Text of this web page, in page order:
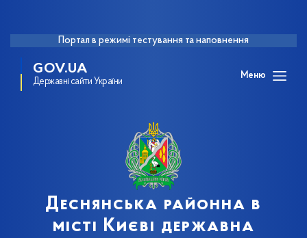
Портал в режимі тестування та наповнення
GOV.UA
Державні сайти України
Меню
Деснянська районна в
місті Києві державна